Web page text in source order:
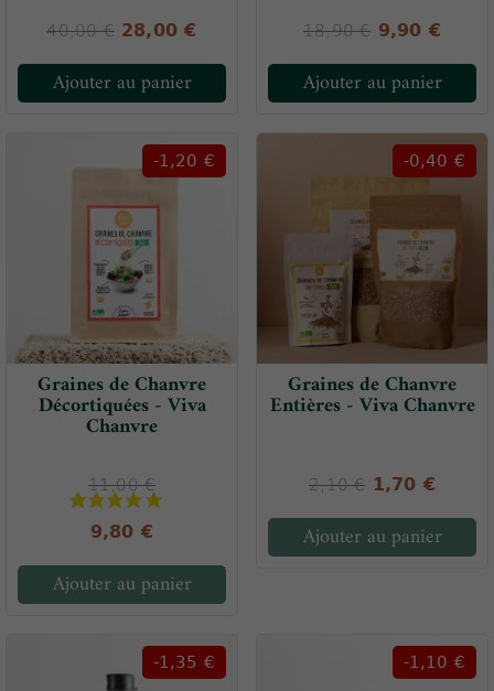
40,00 € 28,00 €
Ajouter au panier
18,90 € 9,90 €
Ajouter au panier
Graines de Chanvre
Décortiquées - Viva
Chanvre
11,00 €
-1,20 €
9,80 €
Ajouter au panier
Graines de Chanvre
Entières - Viva Chanvre
2,10 €
-0,40 €
1,70 €
Ajouter au panier
-1,35 € -1,10 €